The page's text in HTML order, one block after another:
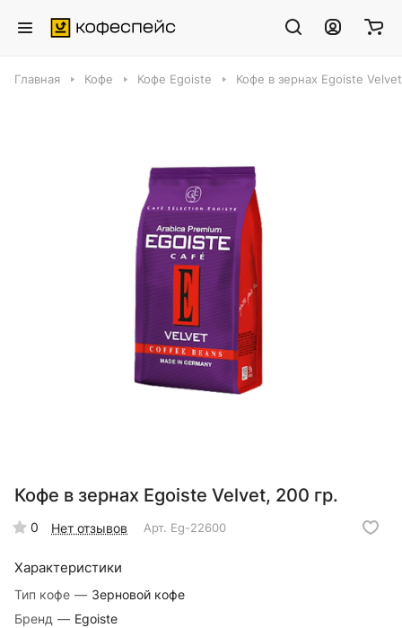
Главная Кофе Кофе Egoiste Кофе в зернах Egoiste
Кофе в зернах Egoiste Velvet, 200 гр.
0 Нет отзывов Арт. Eg-22600
Характеристики
Тип кофе — Зерновой кофе
Бренд — Egoiste